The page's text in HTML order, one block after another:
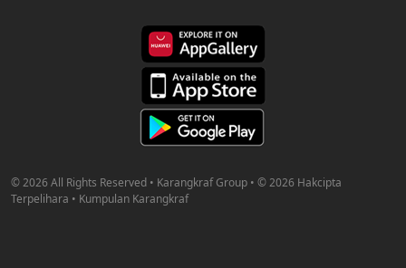
© 2026 All Rights Reserved • Karangkraf Group • © 2026 Hakcipta
Terpelihara • Kumpulan Karangkraf